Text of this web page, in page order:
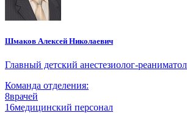
Шмаков Алексей Николаевич
Главный детский анестезиолог-
Команда отделения:
8врачей
16медицинский персонал